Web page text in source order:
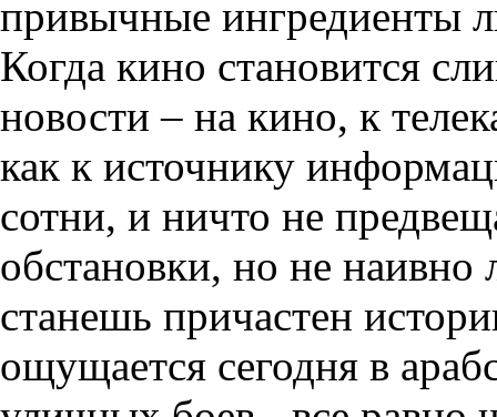
привычные ингредиенты
Когда кино становится
новости – на кино, к
как к источнику
сотни, и ничто не
обстановки, но не наивно
станешь причастен
ощущается сегодня в